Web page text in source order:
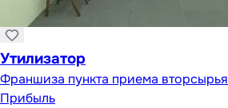
Утилизатор
Франшиза пункта приема вторсырья
Прибыль